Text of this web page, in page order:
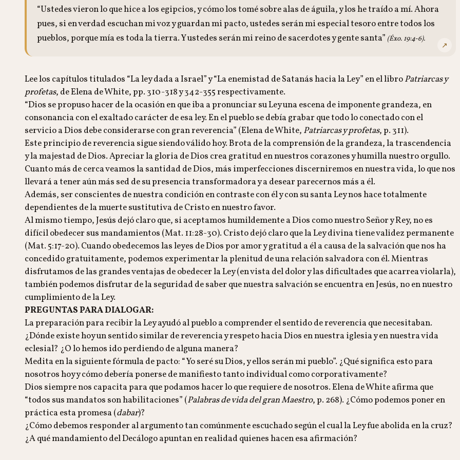
“Ustedes vieron lo que hice a los egipcios, y cómo los tomé sobre alas de águila, y los he traído a mí. Ahora
pues, si en verdad escuchan mi voz y guardan mi pacto, ustedes serán mi especial tesoro entre todos los
pueblos, porque mía es toda la tierra. Y ustedes serán mi reino de sacerdotes y gente santa” (Éxo. 19:4-6).
↗
Lee los capítulos titulados “La ley dada a Israel” y “La enemistad de Satanás hacia la Ley” en el libroPatriarcas y
profetas, de Elena de White, pp. 310-318 y 342-355 respectivamente.
“Dios se propuso hacer de la ocasión en que iba a pronunciar su Ley una escena de imponente grandeza, en
consonancia con el exaltado carácter de esa ley. En el pueblo se debía grabar que todo lo conectado con el
servicio a Dios debe considerarse con gran reverencia” (Elena de White, Patriarcas y profetas, p. 311).
Este principio de reverencia sigue siendo válido hoy. Brota de la comprensión de la grandeza, la trascendencia
y la majestad de Dios. Apreciar la gloria de Dios crea gratitud en nuestros corazones y humilla nuestro orgullo.
Cuanto más de cerca veamos la santidad de Dios, más imperfecciones discerniremos en nuestra vida, lo que nos
llevará a tener aún más sed de su presencia transformadora y a desear parecernos más a él.
Además, ser conscientes de nuestra condición en contraste con él y con su santa Ley nos hace totalmente
dependientes de la muerte sustitutiva de Cristo en nuestro favor.
Al mismo tiempo, Jesús dejó claro que, si aceptamos humildemente a Dios como nuestro Señor y Rey, no es
difícil obedecer sus mandamientos (Mat. 11:28-30). Cristo dejó claro que la Ley divina tiene validez permanente
(Mat. 5:17-20). Cuando obedecemos las leyes de Dios por amor y gratitud a él a causa de la salvación que nos ha
concedido gratuitamente, podemos experimentar la plenitud de una relación salvadora con él. Mientras
disfrutamos de las grandes ventajas de obedecer la Ley (en vista del dolor y las dificultades que acarrea violarla),
también podemos disfrutar de la seguridad de saber que nuestra salvación se encuentra en Jesús, no en nuestro
cumplimiento de la Ley.
PREGUNTAS PARA DIALOGAR:
La preparación para recibir la Ley ayudó al pueblo a comprender el sentido de reverencia que necesitaban.
¿Dónde existe hoy un sentido similar de reverencia y respeto hacia Dios en nuestra iglesia y en nuestra vida
eclesial? ¿O lo hemos ido perdiendo de alguna manera?
Medita en la siguiente fórmula de pacto: “Yo seré su Dios, y ellos serán mi pueblo”. ¿Qué significa esto para
nosotros hoy y cómo debería ponerse de manifiesto tanto individual como corporativamente?
Dios siempre nos capacita para que podamos hacer lo que requiere de nosotros. Elena de White afirma que
“todos sus mandatos son habilitaciones” (Palabras de vida del gran Maestro, p. 268). ¿Cómo podemos poner en
práctica esta promesa (dabar)?
¿Cómo debemos responder al argumento tan comúnmente escuchado según el cual la Ley fue abolida en la cruz?
¿A qué mandamiento del Decálogo apuntan en realidad quienes hacen esa afirmación?